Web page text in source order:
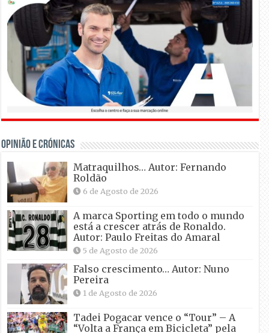
OPINIÃO E CRÓNICAS
Matraquilhos… Autor: Fernando
Roldão
6 de Agosto de 2026
A marca Sporting em todo o mundo
está a crescer atrás de Ronaldo.
Autor: Paulo Freitas do Amaral
5 de Agosto de 2026
Falso crescimento… Autor: Nuno
Pereira
1 de Agosto de 2026
Tadei Pogacar vence o “Tour” – A
“Volta a França em Bicicleta” pela